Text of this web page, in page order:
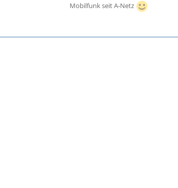
Mobilfunk seit A-Netz